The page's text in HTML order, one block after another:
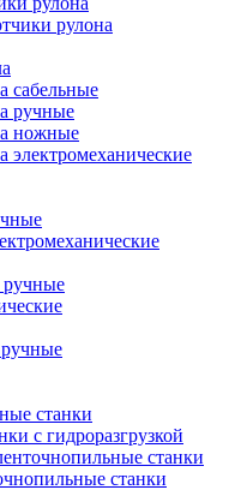
рулона
сабельные
ручные
ножные
электромеханические
ручные
станки
с гидроразгрузкой
станки
станки